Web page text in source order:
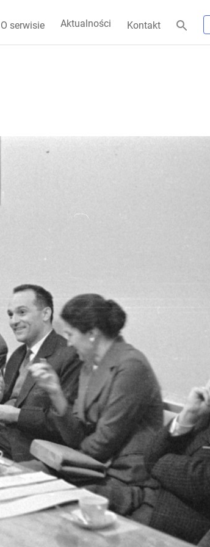
O serwisie Aktualności Kontakt